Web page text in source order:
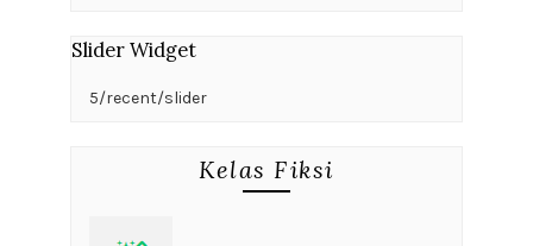
Slider Widget
5/recent/slider
Kelas Fiksi